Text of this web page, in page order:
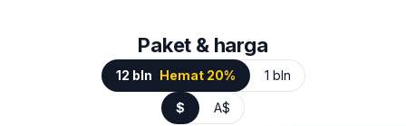
Paket & harga
12 bln Hemat 20% 1 bln
$ A$